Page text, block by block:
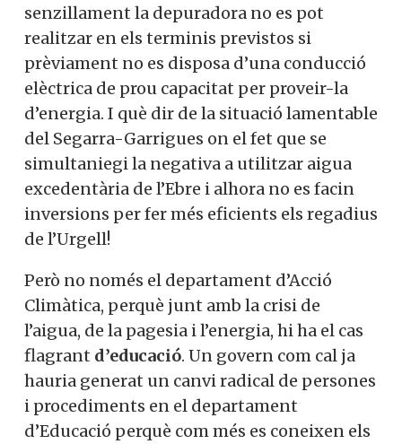
senzillament la depuradora no es pot
realitzar en els terminis previstos si
prèviament no es disposa d’una conducció
elèctrica de prou capacitat per proveir-la
d’energia. I què dir de la situació lamentable
del Segarra-Garrigues on el fet que se
simultaniegi la negativa a utilitzar aigua
excedentària de l’Ebre i alhora no es facin
inversions per fer més eficients els regadius
de l’Urgell!
Però no només el departament d’Acció
Climàtica, perquè junt amb la crisi de
l’aigua, de la pagesia i l’energia, hi ha el cas
flagrant d’educació. Un govern com cal ja
hauria generat un canvi radical de persones
i procediments en el departament
d’Educació perquè com més es coneixen els